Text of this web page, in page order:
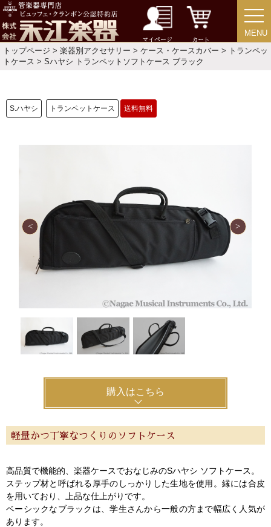
マイページ カート
MENU
MENU
トップページ > 楽器別アクセサリー > ケース・ケースカバー > トランペッ
トケース > Sハヤシ トランペットソフトケース ブラック
S.ハヤシ トランペットケース 送料無料
購入はこちら
軽量かつ丁寧なつくりのソフトケース
高品質で機能的、楽器ケースでおなじみのSハヤシ ソフトケース。
ステップ材と呼ばれる厚手のしっかりした生地を使用。縁には合皮
を用いており、上品な仕上がりです。
ベーシックなブラックは、学生さんから一般の方まで幅広く人気が
あります。
サポート・保証
よくあるご質問
特定商取引法 プライバシー・ポリシー